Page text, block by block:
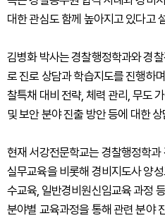
대한 관심도 함께 높아지고 있다고
김병화 박사는 경찰행정학과와 경
로 진로 상담과 학습지도를 진행하
찰특채 대비 전략, 체력 관리, 무도
및 보안 분야 진출 방안 등에 대한
현재 서강전문학교는 경찰행정학
실무교육을 비롯해 경비지도사 양
수교육, 일반경비원신임교육 과정
분야별 교육과정을 통해 관련 분야